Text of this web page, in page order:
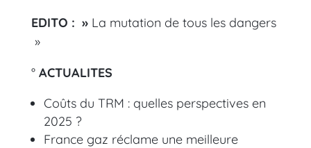
EDITO : » La mutation de tous les dangers
»
° ACTUALITES
Coûts du TRM : quelles perspectives en
2025 ?
France gaz réclame une meilleure